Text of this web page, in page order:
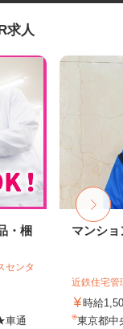
求人
・梱
センタ
車通
マンシ
近鉄住宅
時給
東京都中